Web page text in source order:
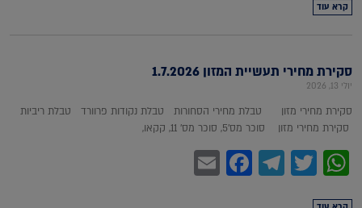
קרא עוד
סקירת מחירי תעשיית המזון 1.7.2026
יולי 13, 2026
סקירת מחירי מזון טבלת מחירי הסחורות טבלת נקודות פרוורד טבלת ריביות
סקירת מחירי מזון סוכר מס'5, סוכר מס' 11, קקאו,
WhatsApp
Twitter
Telegram
Facebook